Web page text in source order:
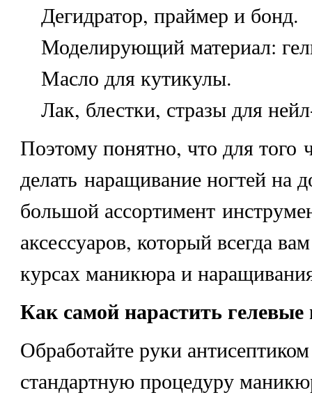
Дегидратор, праймер и бонд.
Моделирующий материал:
Масло для кутикулы.
Лак, блестки, стразы для
Поэтому понятно, что для того
делать наращивание ногтей на
большой ассортимент
аксессуаров, который всегда
курсах маникюра и
Как самой нарастить гелевые
Обработайте руки
стандартную процедуру